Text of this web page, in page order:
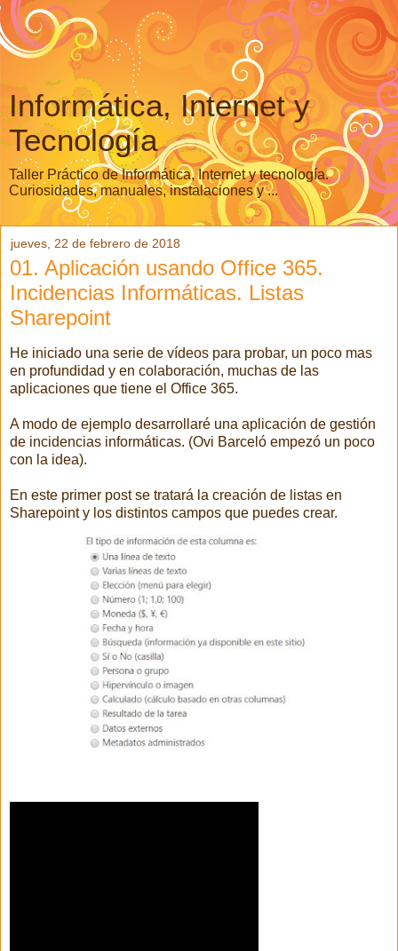
Informática, Internet y
Tecnología
Taller Práctico de Informática, Internet y tecnología.
Curiosidades, manuales, instalaciones y ...
jueves, 22 de febrero de 2018
01. Aplicación usando Office 365.
Incidencias Informáticas. Listas
Sharepoint
He iniciado una serie de vídeos para probar, un poco mas
en profundidad y en colaboración, muchas de las
aplicaciones que tiene el Office 365.
A modo de ejemplo desarrollaré una aplicación de gestión
de incidencias informáticas. (Ovi Barceló empezó un poco
con la idea).
En este primer post se tratará la creación de listas en
Sharepoint y los distintos campos que puedes crear.